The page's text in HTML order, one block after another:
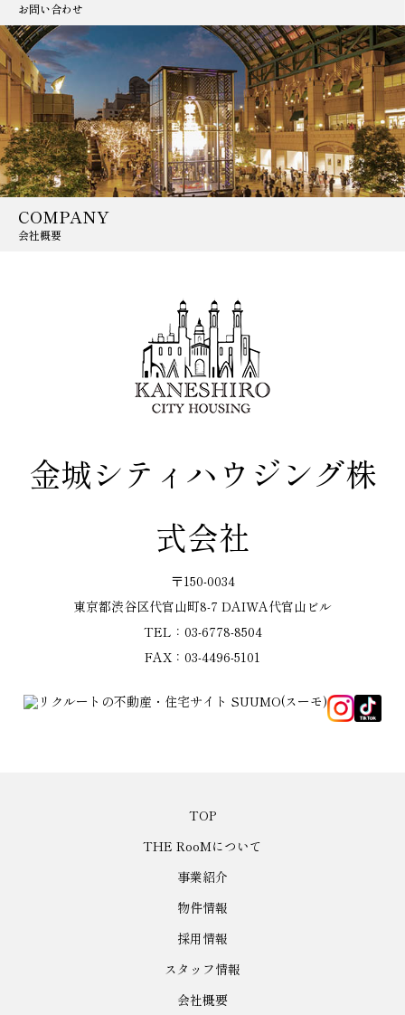
お問い合わせ
COMPANY
会社概要
金城シティハウジング株
式会社
〒150-0034
東京都渋谷区代官山町8-7 DAIWA代官山ビル
TEL：03-6778-8504
FAX：03-4496-5101
TOP
THE RooMについて
事業紹介
物件情報
採用情報
スタッフ情報
会社概要